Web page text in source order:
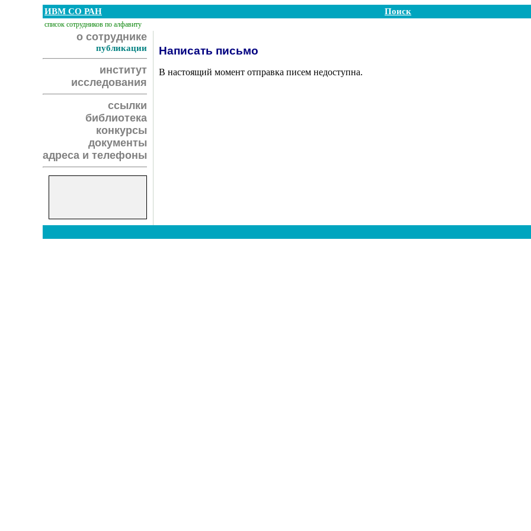
ИВМ СО РАН Поиск
список сотрудников по алфавиту
о сотруднике
публикации
институт
исследования
ссылки
библиотека
конкурсы
документы
адреса и телефоны
Написать письмо
В настоящий момент отправка писем недоступна.